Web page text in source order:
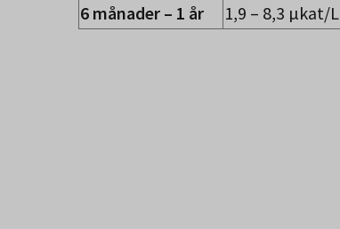
6 månader – 1 år
1,9 – 8,3 µkat/L